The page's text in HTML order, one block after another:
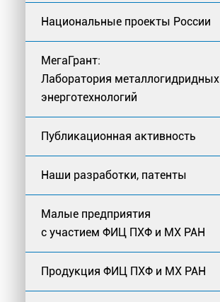
Национальные проекты России
МегаГрант:
Лаборатория металлогидридных
энерготехнологий
Публикационная активность
Наши разработки, патенты
Малые предприятия
с участием ФИЦ ПХФ и МХ РАН
Продукция ФИЦ ПХФ и МХ РАН